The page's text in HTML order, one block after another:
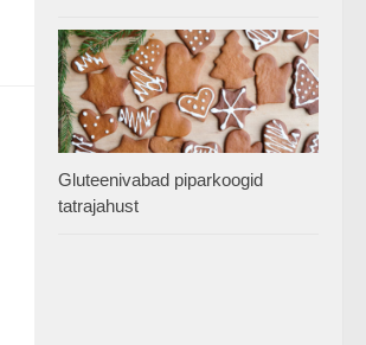
Gluteenivabad piparkoogid
tatrajahust